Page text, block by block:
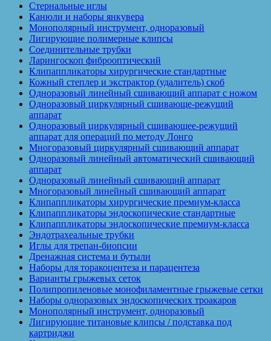
Стернальные иглы
Канюли и наборы янкувера
Монополярный инструмент, одноразовый
Лигирующие полимерные клипсы
Соединительные трубки
Ларингоскоп фиброоптический
Клипаппликаторы хирургические стандартные
Кожный степлер и экстрактор (удалитель) скоб
Одноразовый линейный сшивающий аппарат с ножом
Одноразовый циркулярный сшивающе-режущий
аппарат
Одноразовый циркулярный сшивающее-режущий
аппарат для операций по методу Лонго
Многоразовый циркулярный сшивающий аппарат
Одноразовый линейный автоматический сшивающий
аппарат
Одноразовый линейный сшивающий аппарат
Многоразовый линейный сшивающий аппарат
Клипаппликаторы хирургические премиум-класса
Клипаппликаторы эндоскопические стандартные
Клипаппликаторы эндоскопические премиум-класса
Эндотрахеальные трубки
Иглы для трепан-биопсии
Дренажная система и бутыли
Наборы для торакоцентеза и парацентеза
Варианты грыжевых сеток
Полипропиленовые монофиламентные грыжевые сетки
Наборы одноразовых эндоскопических троакаров
Монополярный инструмент, одноразовый
Лигирующие титановые клипсы / подставка под
картриджи